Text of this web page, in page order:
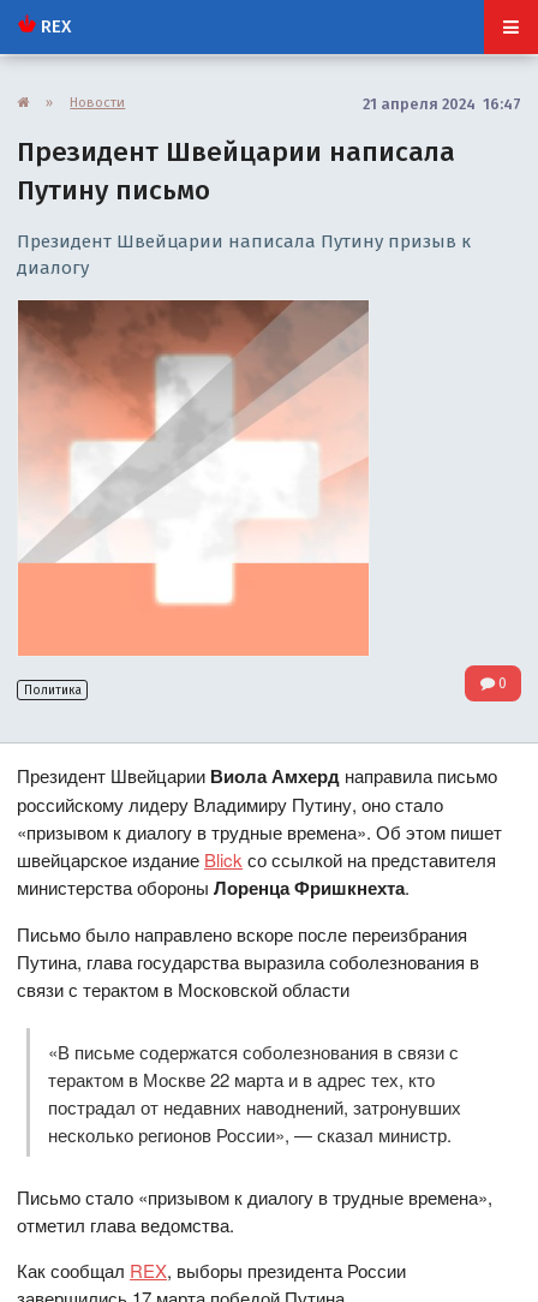
REX
» Новости 21 апреля 2024 16:47
Президент Швейцарии написала
Путину письмо
Президент Швейцарии написала Путину призыв к
диалогу
Политика 0
Президент Швейцарии Виола Амхерд направила письмо
российскому лидеру Владимиру Путину, оно стало
«призывом к диалогу в трудные времена». Об этом пишет
швейцарское издание Blick со ссылкой на представителя
министерства обороныЛоренца Фришкнехта.
Письмо было направлено вскоре после переизбрания
Путина, глава государства выразила соболезнования в
связи с терактом в Московской области
«В письме содержатся соболезнования в связи с
терактом в Москве 22 марта и в адрес тех, кто
пострадал от недавних наводнений, затронувших
несколько регионов России», — сказал министр.
Письмо стало «призывом к диалогу в трудные времена»,
отметил глава ведомства.
Как сообщал REX, выборы президента России